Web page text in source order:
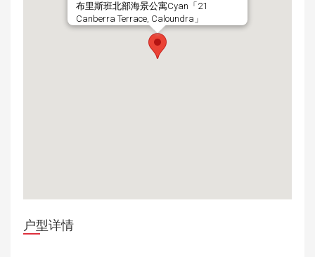
布里斯班北部海景公寓Cyan「21
Canberra Terrace, Caloundra」
户型详情